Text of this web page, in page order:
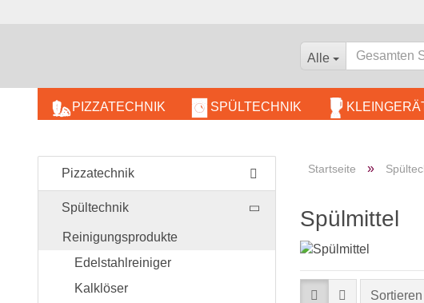
Alle
PIZZATECHNIK SPÜLTECHNIK
KOMBIDÄMPFER Startseite »
Spülmittel
Pizzatechnik
Spültechnik
Reinigungsprodukte
Edelstahlreiniger
Kalklöser